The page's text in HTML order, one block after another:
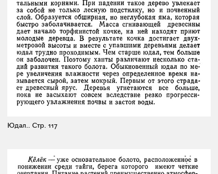
Юдал.. Стр. 117